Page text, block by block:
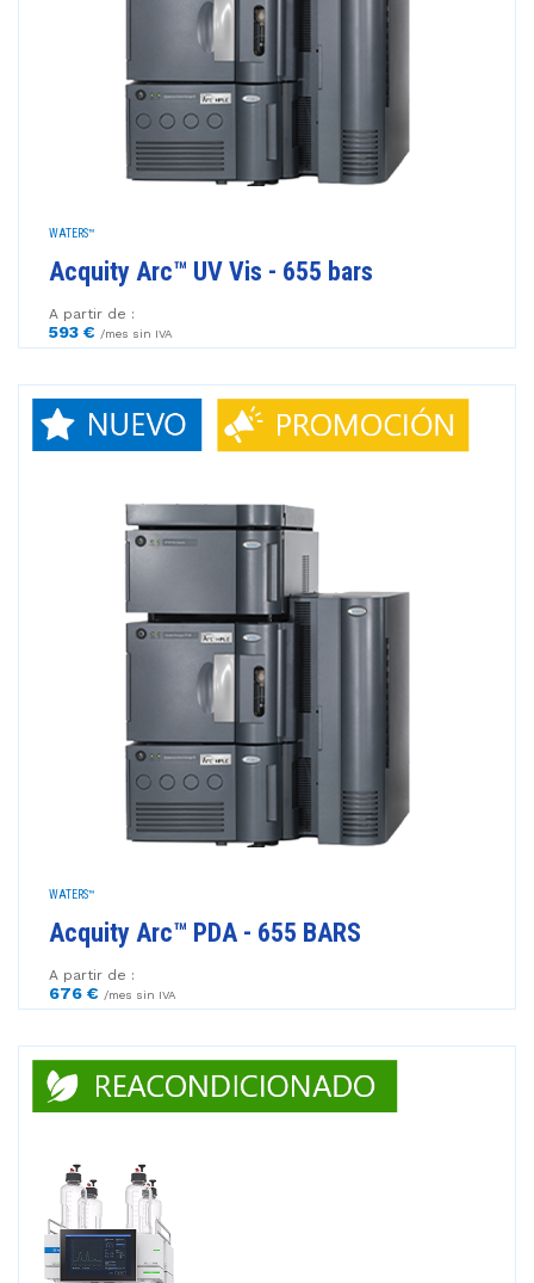
WATERS™
Acquity Arc™ UV Vis - 655 bars
A partir de :
593 € /mes sin IVA
WATERS™
Acquity Arc™ PDA - 655 BARS
A partir de :
676 € /mes sin IVA